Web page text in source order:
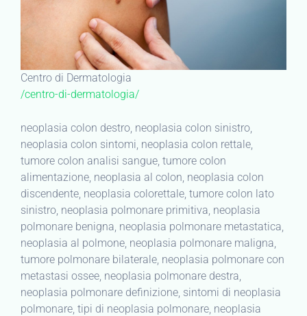
Centro di Dermatologia
/centro-di-dermatologia/
neoplasia colon destro, neoplasia colon sinistro,
neoplasia colon sintomi, neoplasia colon rettale,
tumore colon analisi sangue, tumore colon
alimentazione, neoplasia al colon, neoplasia colon
discendente, neoplasia colorettale, tumore colon lato
sinistro, neoplasia polmonare primitiva, neoplasia
polmonare benigna, neoplasia polmonare metastatica,
neoplasia al polmone, neoplasia polmonare maligna,
tumore polmonare bilaterale, neoplasia polmonare con
metastasi ossee, neoplasia polmonare destra,
neoplasia polmonare definizione, sintomi di neoplasia
polmonare, tipi di neoplasia polmonare, neoplasia